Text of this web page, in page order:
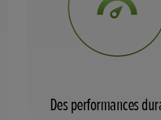
Des performances